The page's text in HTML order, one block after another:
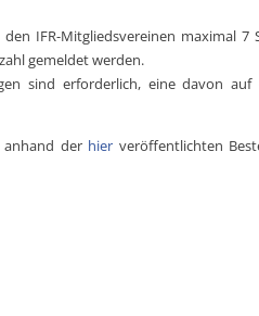
IFR-Mitgliedsvereinen maximal 7
gemeldet werden.
sind erforderlich, eine davon auf
anhand derhier veröffentlichten